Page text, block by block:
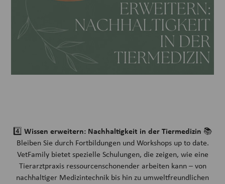
4️⃣ Wissen erweitern: Nachhaltigkeit in der Tiermedizin 📚
Bleiben Sie durch Fortbildungen und Workshops up to date.
VetFamily bietet spezielle Schulungen, die zeigen, wie eine
Tierarztpraxis ressourcenschonender arbeiten kann – von
nachhaltiger Medizintechnik bis hin zu umweltfreundlichen